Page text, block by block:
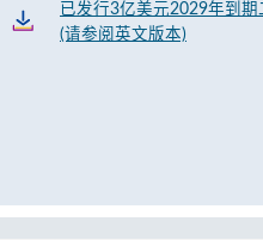
已发行3亿美元2029年到期
(请参阅英文版本)